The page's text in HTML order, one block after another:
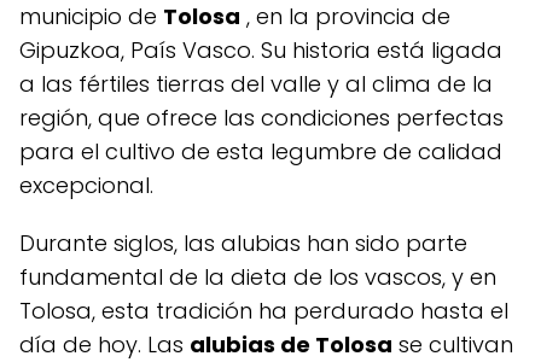
municipio de Tolosa , en la provincia de
Gipuzkoa, País Vasco. Su historia está ligada
a las fértiles tierras del valle y al clima de la
región, que ofrece las condiciones perfectas
para el cultivo de esta legumbre de calidad
excepcional.
Durante siglos, las alubias han sido parte
fundamental de la dieta de los vascos, y en
Tolosa, esta tradición ha perdurado hasta el
día de hoy. Las alubias de Tolosa se cultivan